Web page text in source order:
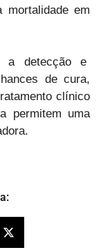
em
a detecção e
de cura,
clínico
permitem uma